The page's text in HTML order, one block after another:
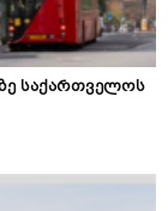
საქართველოს